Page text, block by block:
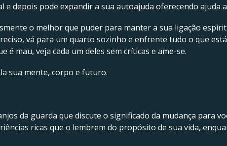
depois pode expandir a sua autoajuda oferecendo ajuda
o melhor que puder para manter a sua ligação
vá para um quarto sozinho e enfrente tudo o que
é mau, veja cada um deles sem críticas e ame-se.
sua mente, corpo e futuro.
da guarda que discute o significado da mudança para
ricas que o lembrem do propósito de sua vida,